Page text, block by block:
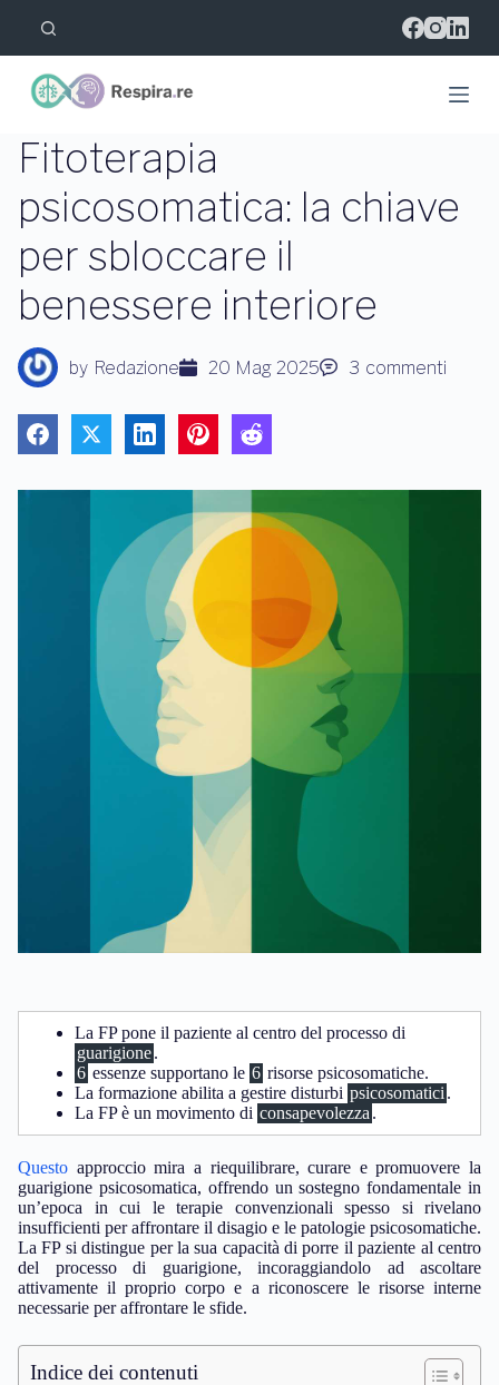
l
l
c
n
t
n
u
t
o
Fitoterapia
psicosomatica: la chiave
per sbloccare il
benessere interiore
by Redazione 20 Mag 2025 3 commenti
La FP pone il paziente al centro del processo di
guarigione.
6 essenze supportano le 6 risorse psicosomatiche.
La formazione abilita a gestire disturbi psicosomatici .
La FP è un movimento di consapevolezza .
Questo approccio mira a riequilibrare, curare e promuovere la
guarigione psicosomatica, offrendo un sostegno fondamentale in
un’epoca in cui le terapie convenzionali spesso si rivelano
insufficienti per affrontare il disagio e le patologie psicosomatiche.
La FP si distingue per la sua capacità di porre il paziente al centro
del processo di guarigione, incoraggiandolo ad ascoltare
attivamente il proprio corpo e a riconoscere le risorse interne
necessarie per affrontare le sfide.
Indice dei contenuti